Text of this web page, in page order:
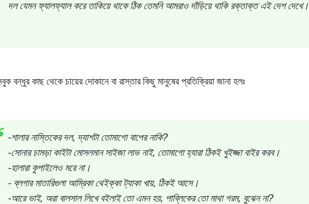
দল যেমন ফ্যালফ্যাল করে তাকিয়ে থাকে ঠিক তেমনি আমরাও দাঁড়িয়ে থাকি রক্তাক্ত এই দেশ দেখে।
বন্ধুর কাছ থেকে চায়ের দোকানে বা রাস্তার কিছু মানুষের প্রতিক্রিয়া জানা হলঃ
-শালার নাস্তিকের দল, দ্যাশটা তোমাগো বাপের নাকি?
-সোনার চামড়া কাইটা মোসলমান সাইজা লাভ নাই, তোমাগো হ্যারা ঠিকই খুইজ্জা বাইর করব।
-হালারা কুপাইলেও মরে না।
- ব্লগার মাতারিগুলা আম্রিকা থেইক্কা ট্যাকা খায়, ঠিকই আসে।
-আরে ভাই, অরা বালসাল লিখে বইলাই তো এমন হয়, পাব্লিকের তো মাথা গরম, বুঝেন না?